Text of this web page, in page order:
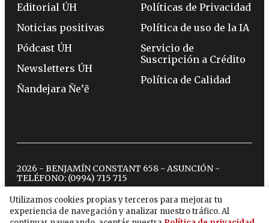
Utilizamos cookies propias y terceros para mejorar tu
experiencia de navegación y analizar nuestro tráfico. Al
Editorial ÚH
Noticias positivas
Pódcast ÚH
Newsletters ÚH
Ñandejara Ñe’ẽ
Políticas de Privacidad
Política de uso de la IA
Servicio de
Suscripción a Crédito
Política de Calidad
2026 - BENJAMÍN CONSTANT 658 - ASUNCIÓN -
TELÉFONO: (0994) 715 715
twitterinstagram
facebook
tiktokyoutubespotify